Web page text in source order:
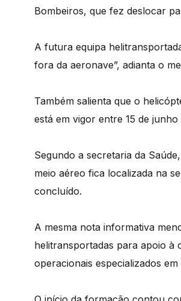
Bombeiros, que fez deslocar
A futura equipa
fora da aeronave”, adianta o
Também salienta que o
está em vigor entre 15 de
Segundo a secretaria da
meio aéreo fica localizada na
concluído.
A mesma nota informativa
helitransportadas para apoio à
operacionais especializados